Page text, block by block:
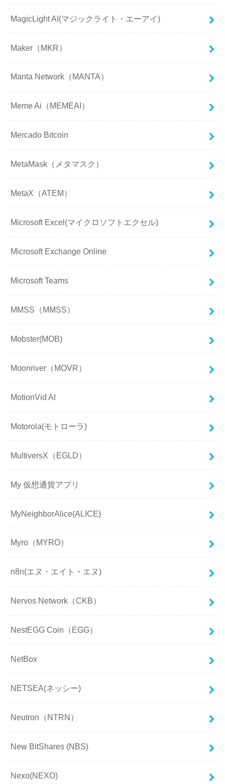
MagicLight AI(マジックライト・エーアイ)
Maker（MKR）
Manta Network（MANTA）
Meme Ai（MEMEAI）
Mercado Bitcoin
MetaMask（メタマスク）
MetaX（ATEM）
Microsoft Excel(マイクロソフトエクセル)
Microsoft Exchange Online
Microsoft Teams
MMSS（MMSS）
Mobster(MOB)
Moonriver（MOVR）
MotionVid AI
Motorola(モトローラ)
MultiversX（EGLD）
My 仮想通貨アプリ
MyNeighborAlice(ALICE)
Myro（MYRO）
n8n(エヌ・エイト・エヌ)
Nervos Network（CKB）
NestEGG Coin（EGG）
NetBox
NETSEA(ネッシー)
Neutron（NTRN）
New BitShares (NBS)
Nexo(NEXO)